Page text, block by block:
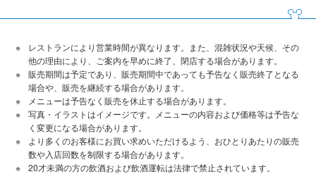
レストランにより営業時間が異なります。また、混雑状況や天候、その
他の理由により、ご案内を早めに終了、閉店する場合があります。
販売期間は予定であり、販売期間中であっても予告なく販売終了となる
場合や、販売を継続する場合があります。
メニューは予告なく販売を休止する場合があります。
写真・イラストはイメージです。メニューの内容および価格等は予告な
く変更になる場合があります。
より多くのお客様にお買い求めいただけるよう、おひとりあたりの販売
数や入店回数を制限する場合があります。
20才未満の方の飲酒および飲酒運転は法律で禁止されています。